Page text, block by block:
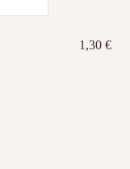
1,30€